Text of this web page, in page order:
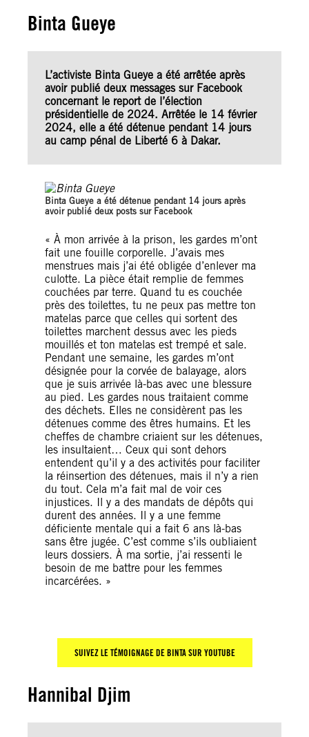
Binta Gueye
L’activiste Binta Gueye a été arrêtée après
avoir publié deux messages sur Facebook
concernant le report de l’élection
présidentielle de 2024. Arrêtée le 14 février
2024, elle a été détenue pendant 14 jours
au camp pénal de Liberté 6 à Dakar.
Binta Gueye a été détenue pendant 14 jours après
avoir publié deux posts sur Facebook
« À mon arrivée à la prison, les gardes m’ont
fait une fouille corporelle. J’avais mes
menstrues mais j’ai été obligée d’enlever ma
culotte. La pièce était remplie de femmes
couchées par terre. Quand tu es couchée
près des toilettes, tu ne peux pas mettre ton
matelas parce que celles qui sortent des
toilettes marchent dessus avec les pieds
mouillés et ton matelas est trempé et sale.
Pendant une semaine, les gardes m’ont
désignée pour la corvée de balayage, alors
que je suis arrivée là-bas avec une blessure
au pied. Les gardes nous traitaient comme
des déchets. Elles ne considèrent pas les
détenues comme des êtres humains. Et les
cheffes de chambre criaient sur les détenues,
les insultaient… Ceux qui sont dehors
entendent qu’il y a des activités pour faciliter
la réinsertion des détenues, mais il n’y a rien
du tout. Cela m’a fait mal de voir ces
injustices. Il y a des mandats de dépôts qui
durent des années. Il y a une femme
déficiente mentale qui a fait 6 ans là-bas
sans être jugée. C’est comme s’ils oubliaient
leurs dossiers. À ma sortie, j’ai ressenti le
besoin de me battre pour les femmes
incarcérées. »
SUIVEZ LE TÉMOIGNAGE DE BINTA SUR YOUTUBE
Hannibal Djim